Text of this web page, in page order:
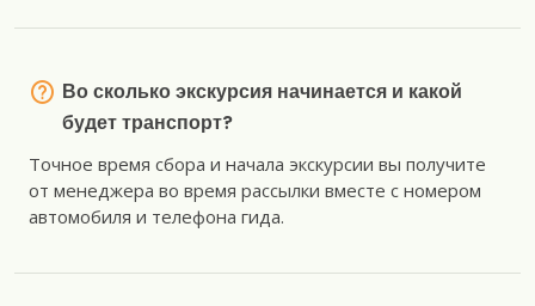
Во сколько экскурсия начинается и какой
будет транспорт?
Точное время сбора и начала экскурсии вы получите
от менеджера во время рассылки вместе с номером
автомобиля и телефона гида.